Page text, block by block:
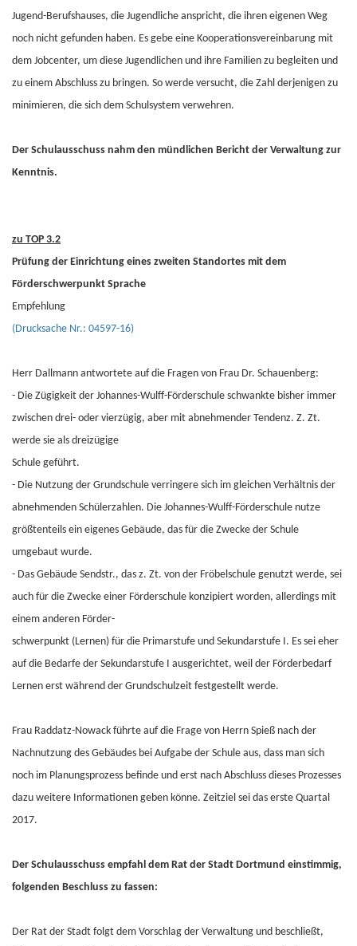
Jugend-Berufshauses, die Jugendliche anspricht, die ihren eigenen Weg
noch nicht gefunden haben. Es gebe eine Kooperationsvereinbarung mit
dem Jobcenter, um diese Jugendlichen und ihre Familien zu begleiten und
zu einem Abschluss zu bringen. So werde versucht, die Zahl derjenigen zu
minimieren, die sich dem Schulsystem verwehren.
Der Schulausschuss nahm den mündlichen Bericht der Verwaltung zur
Kenntnis.
zu TOP 3.2
Prüfung der Einrichtung eines zweiten Standortes mit dem
Förderschwerpunkt Sprache
Empfehlung
(Drucksache Nr.: 04597-16)
Herr Dallmann antwortete auf die Fragen von Frau Dr. Schauenberg:
- Die Zügigkeit der Johannes-Wulff-Förderschule schwankte bisher immer
zwischen drei- oder vierzügig, aber mit abnehmender Tendenz. Z. Zt.
werde sie als dreizügige
Schule geführt.
- Die Nutzung der Grundschule verringere sich im gleichen Verhältnis der
abnehmenden Schülerzahlen. Die Johannes-Wulff-Förderschule nutze
größtenteils ein eigenes Gebäude, das für die Zwecke der Schule
umgebaut wurde.
- Das Gebäude Sendstr., das z. Zt. von der Fröbelschule genutzt werde, sei
auch für die Zwecke einer Förderschule konzipiert worden, allerdings mit
einem anderen Förder-
schwerpunkt (Lernen) für die Primarstufe und Sekundarstufe I. Es sei eher
auf die Bedarfe der Sekundarstufe I ausgerichtet, weil der Förderbedarf
Lernen erst während der Grundschulzeit festgestellt werde.
Frau Raddatz-Nowack führte auf die Frage von Herrn Spieß nach der
Nachnutzung des Gebäudes bei Aufgabe der Schule aus, dass man sich
noch im Planungsprozess befinde und erst nach Abschluss dieses Prozesses
dazu weitere Informationen geben könne. Zeitziel sei das erste Quartal
2017.
Der Schulausschuss empfahl dem Rat der Stadt Dortmund einstimmig,
folgenden Beschluss zu fassen:
Der Rat der Stadt folgt dem Vorschlag der Verwaltung und beschließt,